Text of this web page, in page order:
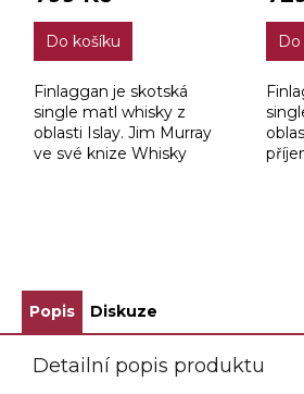
4,0
5
hvězdiček.
Do košíku
Finlaggan je skotská
single matl whisky z
oblasti Islay. Jim Murray
ve své knize Whisky
4,5
5
Popis Diskuze
Detailní popis produktu